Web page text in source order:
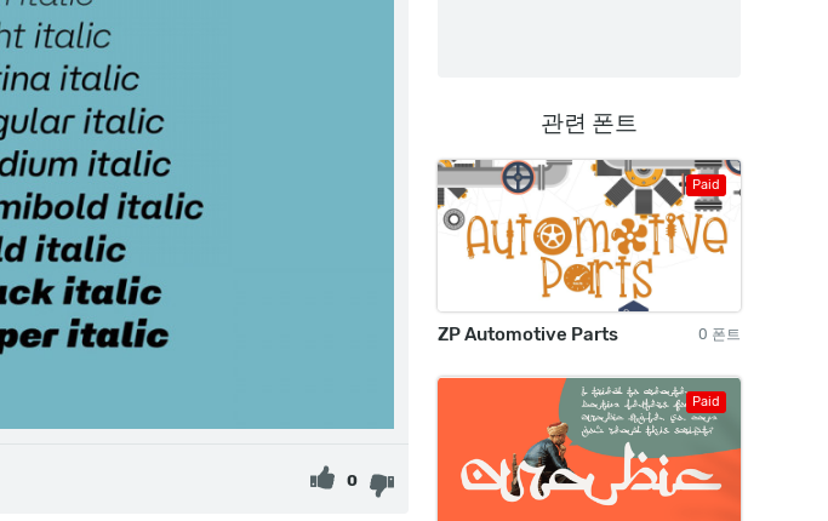
0
관련 폰트
Paid
ZP Automotive Parts 0 폰트
Paid